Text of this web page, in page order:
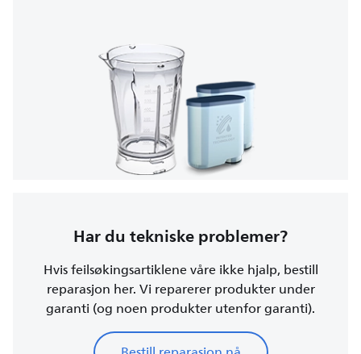
Har du tekniske problemer?
Hvis feilsøkingsartiklene våre ikke hjalp, bestill
reparasjon her. Vi reparerer produkter under
garanti (og noen produkter utenfor garanti).